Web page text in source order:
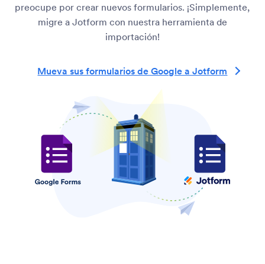
preocupe por crear nuevos formularios. ¡Simplemente,
migre a Jotform con nuestra herramienta de
importación!
Mueva sus formularios de Google a Jotform